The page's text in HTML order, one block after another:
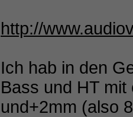
http://
Ich hab in den
Bass und HT
und+2mm (also